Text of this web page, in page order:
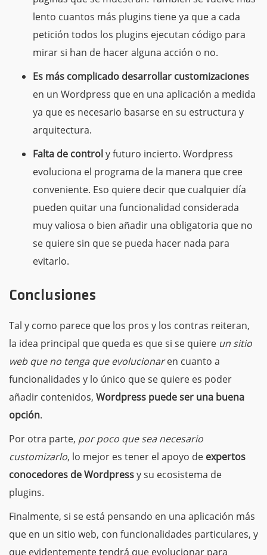
lento cuantos más plugins tiene ya que a cada
petición todos los plugins ejecutan código para
mirar si han de hacer alguna acción o no.
Es más complicado desarrollar customizaciones
en un Wordpress que en una aplicación a medida
ya que es necesario basarse en su estructura y
arquitectura.
Falta de controly futuro incierto. Wordpress
evoluciona el programa de la manera que cree
conveniente. Eso quiere decir que cualquier día
pueden quitar una funcionalidad considerada
muy valiosa o bien añadir una obligatoria que no
se quiere sin que se pueda hacer nada para
evitarlo.
Conclusiones
Tal y como parece que los pros y los contras reiteran,
la idea principal que queda es que si se quiere un sitio
web que no tenga que evolucionaren cuanto a
funcionalidades y lo único que se quiere es poder
añadir contenidos, Wordpress puede ser una buena
opción.
Por otra parte, por poco que sea necesario
customizarlo, lo mejor es tener el apoyo de expertos
conocedores de Wordpressy su ecosistema de
plugins.
Finalmente, si se está pensando en una aplicación más
que en un sitio web, con funcionalidades particulares, y
que evidentemente tendrá que evolucionar para